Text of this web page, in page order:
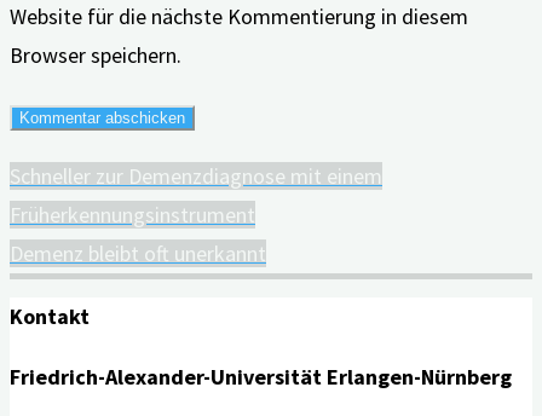
Website für die nächste Kommentierung in diesem
Browser speichern.
Schneller zur Demenzdiagnose mit einem
Früherkennungsinstrument
Demenz bleibt oft unerkannt
Kontakt
Friedrich-Alexander-Universität Erlangen-Nürnberg